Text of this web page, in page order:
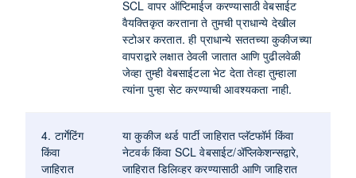
SCL वापर ऑप्टिमाईज करण्यासाठी वेबसाईट
वैयक्तिकृत करताना ते तुमची प्राधान्ये देखील
स्टोअर करतात. ही प्राधान्ये सततच्या कुकीजच्या
वापराद्वारे लक्षात ठेवली जातात आणि पुढीलवेळी
जेव्हा तुम्ही वेबसाईटला भेट देता तेव्हा तुम्हाला
त्यांना पुन्हा सेट करण्याची आवश्यकता नाही.
4. टार्गेटिंग
किंवा
जाहिरात
या कुकीज थर्ड पार्टी जाहिरात प्लॅटफॉर्म किंवा
नेटवर्क किंवा SCL वेबसाईट/ॲप्लिकेशन्सद्वारे,
जाहिरात डिलिव्हर करण्यासाठी आणि जाहिरात